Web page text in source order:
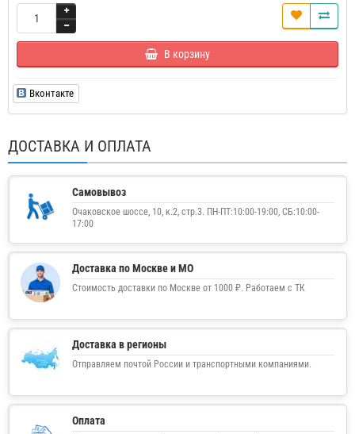
В корзину
Вконтакте
ДОСТАВКА И ОПЛАТА
Самовывоз
Очаковское шоссе, 10, к.2, стр.3. ПН-ПТ:10:00-19:00, СБ:10:00-
17:00
Доставка по Москве и МО
Стоимость доставки по Москве от 1000 ₽. Работаем с ТК
Доставка в регионы
Отправляем почтой России и транспортными компаниями.
Оплата